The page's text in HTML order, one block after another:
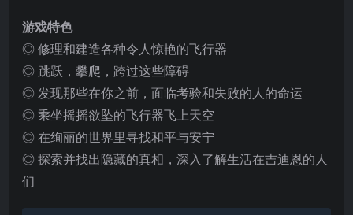
游戏特色
◎ 修理和建造各种令人惊艳的飞行器
◎ 跳跃，攀爬，跨过这些障碍
◎ 发现那些在你之前，面临考验和失败的人的命运
◎ 乘坐摇摇欲坠的飞行器飞上天空
◎ 在绚丽的世界里寻找和平与安宁
◎ 探索并找出隐藏的真相，深入了解生活在吉迪恩的人
们